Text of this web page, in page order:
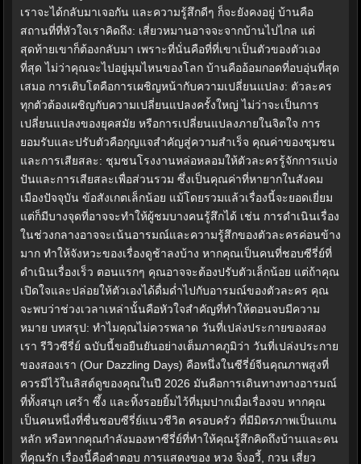
เราจะได้กลับมาเจอกัน และความรู้สึกดีๆ ก็จะยังคงอยู่ บ้านคือ
สถานที่ที่หัวใจเราคิดถึง: เสี่ยวหมานอาจจะจากบ้านไปไกล แต่
สุดท้ายเขาก็ต้องกลับมา เพราะที่นั่นคือที่ที่เขาเป็นตัวของตัวเอง
ที่สุด ไม่ว่าคุณจะไปอยู่มุมไหนของโลก บ้านคืออ้อมกอดที่อบอุ่นที่สุด
เสมอ การเติบโตคือการเผชิญหน้ากับความเปลี่ยนแปลง: ตัวละคร
ทุกตัวต้องเผชิญกับความเปลี่ยนแปลงครั้งใหญ่ ไม่ว่าจะเป็นการ
เปลี่ยนแปลงของยุคสมัย หรือการเปลี่ยนแปลงภายในจิตใจ การ
ยอมรับและปรับตัวคือกุญแจสำคัญสู่ความสำเร็จ คุณค่าของชุมชน
และการเสียสละ: ชุมชนโรงงานหล่อหลอมให้ตัวละครรู้จักการแบ่ง
ปันและการเสียสละเพื่อส่วนรวม ซึ่งเป็นคุณค่าที่หายากในสังคม
เมืองปัจจุบัน ข้อสังเกตเล็กน้อย แม้โดยรวมแล้วเรื่องนี้จะยอดเยี่ยม
แต่ก็มีบางจุดที่อาจจะทำให้ผู้ชมบางคนรู้สึกได้ เช่น การดำเนินเรื่อง
ในช่วงกลางอาจจะเน้นอารมณ์และความรู้สึกของตัวละครค่อนข้าง
มาก ทำให้จังหวะของเรื่องดูช้าลงบ้าง หากคุณเป็นคนที่ชอบซีรี่ย์ที่
ดำเนินเรื่องเร็ว ตอนแรกๆ คุณอาจจะต้องปรับตัวเล็กน้อย แต่ถ้าคุณ
เปิดใจและปล่อยให้ตัวเองได้ดื่มด่ำไปกับอารมณ์ของตัวละคร คุณ
จะพบว่าช่วงเวลาเหล่านั้นคือหัวใจสำคัญที่ทำให้ตอนจบมีความ
หมาย บทสรุป: ทำไมคุณไม่ควรพลาด วันที่เปล่งประกายของสอง
เรา รีวิวซีรี่ย์ ฉบับนี้ขอยืนยันอย่างเต็มภาคภูมิว่า วันที่เปล่งประกาย
ของสองเรา (Our Dazzling Days) คือหนึ่งในซีรี่ย์จีนคุณภาพสูงที่
ควรมีไว้ในลิสต์ดูของคุณในปี 2026 มันคือการเดินทางทางอารมณ์
ที่ทั้งสนุก เศร้า ซึ้ง และทิ้งรอยยิ้มไว้ที่มุมปากเมื่อเรื่องจบ หากคุณ
เป็นคนหนึ่งที่ชื่นชอบซีรี่ย์แนวชีวิต ครอบครัว ที่มีมิตรภาพเป็นแกน
หลัก หรือหากคุณกำลังมองหาซีรี่ย์ที่ทำให้คุณรู้สึกคิดถึงบ้านและคน
ที่คุณรัก เรื่องนี้คือคำตอบ การแสดงของ หวง จิ่งอวี้, กวน เสี่ยว